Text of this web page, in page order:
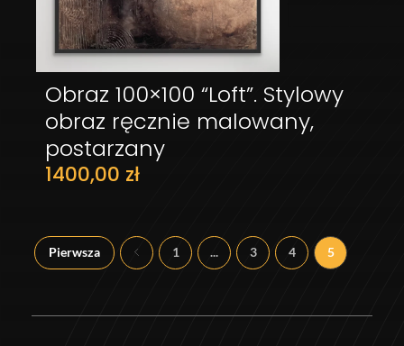
Obraz 100×100 “Loft”. Stylowy
obraz ręcznie malowany,
postarzany
1400,00 zł
DODAJ DO KOSZYKA
Pierwsza 1 ... 3 4 5